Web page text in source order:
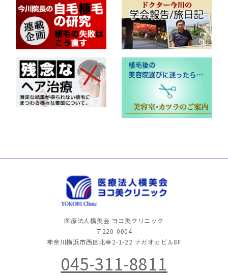
医療法人横美会 ヨコ美クリニック
〒220-0004
神奈川横浜市西区北幸2-1-22 ナガオカビル8F
045-311-8811